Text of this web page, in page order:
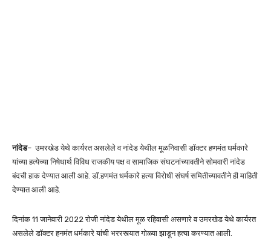
नांदेड– उमरखेड येथे कार्यरत असलेले व नांदेड येथील मूळनिवासी डॉक्टर हणमंत धर्मकारे
यांच्या हत्येच्या निषेधार्थ विविध राजकीय पक्ष व सामाजिक संघटनांच्यावतीने सोमवारी नांदेड
बंदची हाक देण्यात आली आहे. डॉ.हणमंत धर्मकारे हत्या विरोधी संघर्ष समितीच्यावतीने ही माहिती
देण्यात आली आहे.
दिनांक 11 जानेवारी 2022 रोजी नांदेड येथील मूळ रहिवासी असणारे व उमरखेड येथे कार्यरत
असलेले डॉक्टर हनमंत धर्मकारे यांची भररस्त्यात गोळ्या झाडून हत्या करण्यात आली.